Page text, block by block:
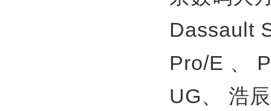
Dassault
Pro/E 、
UG、
浩